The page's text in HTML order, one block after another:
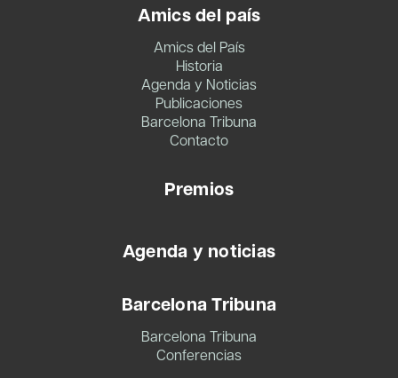
Amics del país
Amics del País
Historia
Agenda y Noticias
Publicaciones
Barcelona Tribuna
Contacto
Premios
Agenda y noticias
Barcelona Tribuna
Barcelona Tribuna
Conferencias